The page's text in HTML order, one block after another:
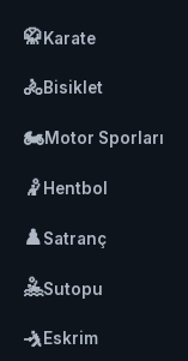
🥋Karate
🚴Bisiklet
🏍️Motor Sporları
🤾 Hentbol
♟️Satranç
🤽Sutopu
🤺Eskrim